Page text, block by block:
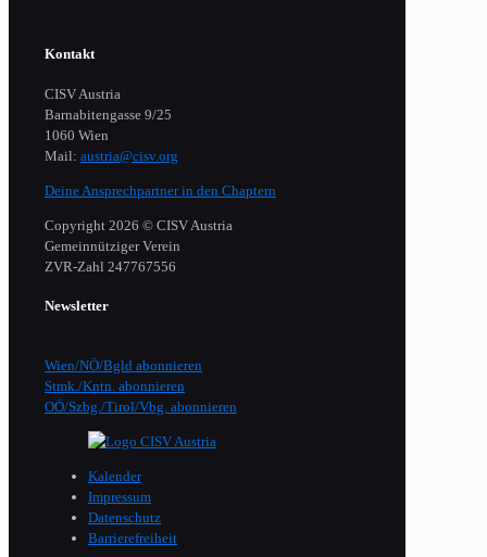
Kontakt
CISV Austria
Barnabitengasse 9/25
1060 Wien
Mail: austria@cisv.org
Deine Ansprechpartner in den Chaptern
Copyright 2026 © CISV Austria
Gemeinnütziger Verein
​ZVR-Zahl 247767556
Newsletter
Wien/NÖ/Bgld abonnieren
Stmk./Kntn. abonnieren
OÖ/Szbg./Tirol/Vbg. abonnieren
Kalender
Impressum
Datenschutz
Barrierefreiheit